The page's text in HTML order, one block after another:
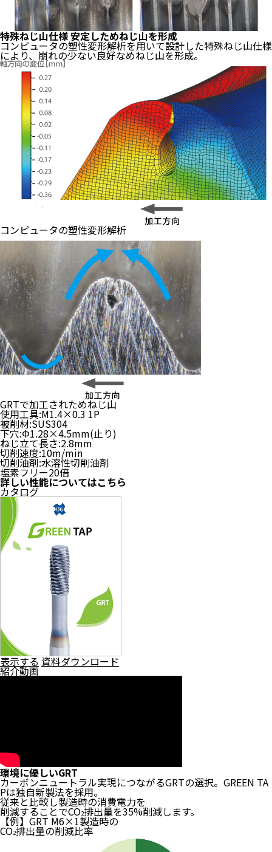
特殊ねじ山仕様安定しためねじ山を形成
コンピュータの塑性変形解析を用いて設計した特殊ねじ山仕様
により、崩れの少ない良好なめねじ山を形成。
コンピュータの塑性変形解析
GRTで加工されためねじ山
使用工具:M1.4×0.3 1P
被削材:SUS304
下穴:Φ1.28×4.5mm(止り)
ねじ立て長さ:2.8mm
切削速度:10m/min
切削油剤:水溶性切削油剤
塩素フリー20倍
詳しい性能についてはこちら
カタログ
表示する資料ダウンロード
紹介動画
環境に優しいGRT
カーボンニュートラル実現につながるGRTの選択。 GREEN TA
Pは独自新製法を採用。
従来と比較し製造時の消費電力を
削減することでCO2排出量を35%削減します。
【例】GRT M6×1製造時の
CO2排出量の削減比率